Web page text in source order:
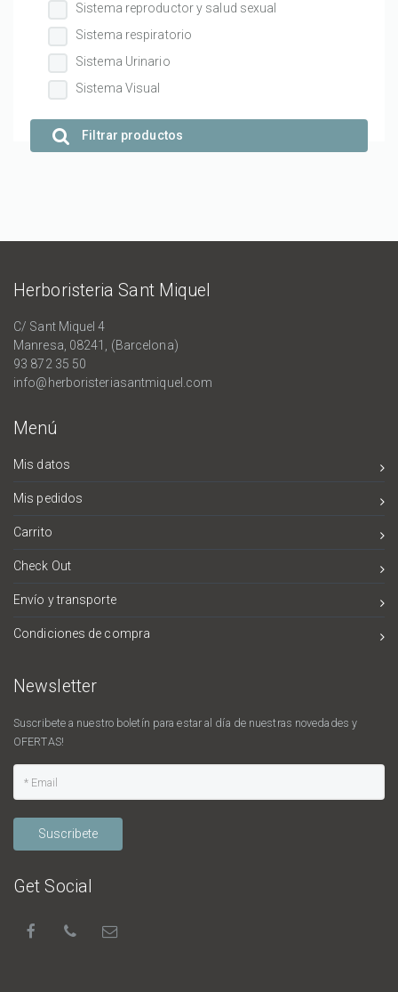
Sistema reproductor y salud sexual
Sistema respiratorio
Sistema Urinario
Sistema Visual
Filtrar productos
Herboristeria Sant Miquel
C/ Sant Miquel 4
Manresa, 08241, (Barcelona)
93 872 35 50
info@herboristeriasantmiquel.com
Menú
Mis datos
Mis pedidos
Carrito
Check Out
Envío y transporte
Condiciones de compra
Newsletter
Suscribete a nuestro boletín para estar al día de nuestras novedades y
OFERTAS!
Suscribete
Get Social